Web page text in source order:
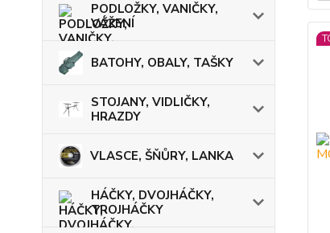
PODLOŽKY, VANIČKY,
VÁŽENÍ
BATOHY, OBALY, TAŠKY
STOJANY, VIDLIČKY,
HRAZDY
VLASCE, ŠŇŮRY, LANKA
HÁČKY, DVOJHÁČKY,
TROJHÁČKY